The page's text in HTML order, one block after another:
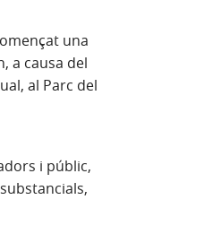
una
a causa del
al Parc del
i públic,